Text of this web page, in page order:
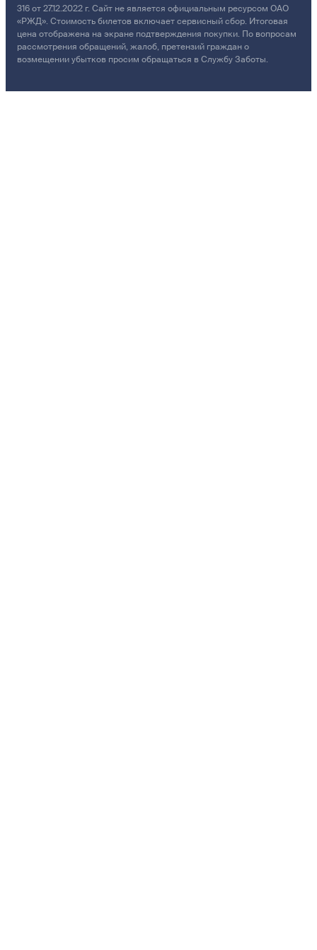
316 от 27.12.2022 г. Сайт не является официальным ресурсом ОАО
«РЖД». Стоимость билетов включает сервисный сбор. Итоговая
цена отображена на экране подтверждения покупки. По вопросам
рассмотрения обращений, жалоб, претензий граждан о
возмещении убытков просим обращаться в Службу Заботы.